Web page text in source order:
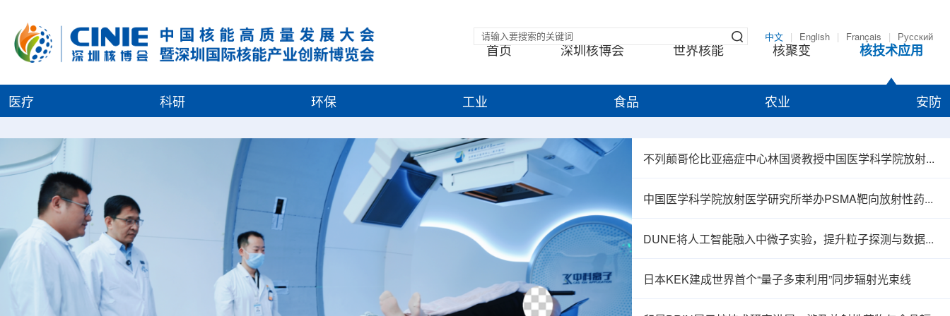
中文 English Français Русский
首页 深圳核博会 世界核能 核聚变 核技术应用
医疗 科研 环保 工业 食品 农业 安防
不列颠哥伦比亚癌症中心林国贤教授中国医学科学院放射医学研究所开展学术交流
中国医学科学院放射医学研究所举办PSMA靶向放射性药物学术报告会
DUNE将人工智能融入中微子实验，提升粒子探测与数据处理能力
日本KEK建成世界首个“量子多束利用”同步辐射光束线